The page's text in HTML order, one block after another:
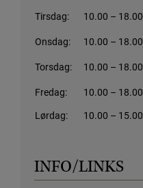
Tirsdag:
10.00 – 18.00
Onsdag:
10.00 – 18.00
Torsdag:
10.00 – 18.00
Fredag:
10.00 – 18.00
Lørdag:
10.00 – 15.00
INFO/LINKS